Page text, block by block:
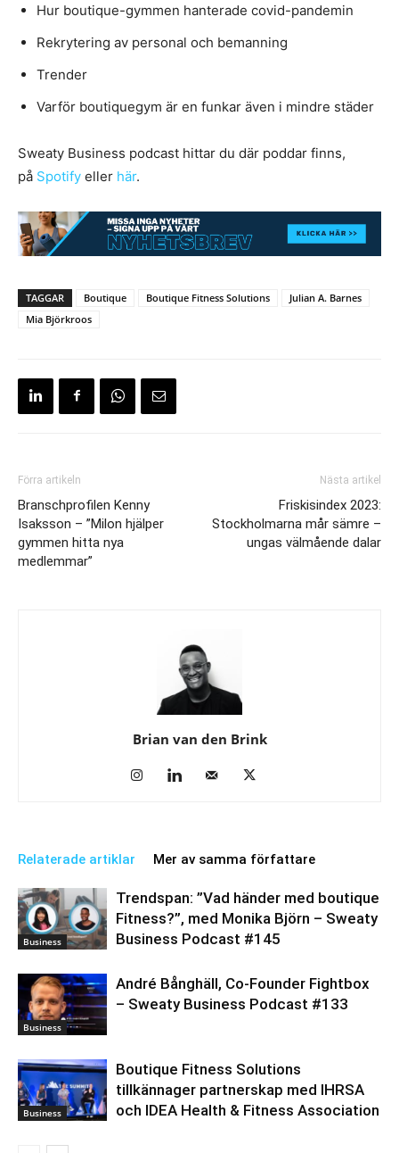
Hur boutique-gymmen hanterade covid-pandemin
Rekrytering av personal och bemanning
Trender
Varför boutiquegym är en funkar även i mindre städer
Sweaty Business podcast hittar du där poddar finns,
på Spotify eller här.
TAGGAR Boutique Boutique Fitness Solutions
Julian A. Barnes
Mia Björkroos
Förra artikeln
Branschprofilen Kenny
Isaksson – ”Milon hjälper
gymmen hitta nya
medlemmar”
Nästa artikel
Friskisindex 2023:
Stockholmarna mår sämre –
ungas välmående dalar
Brian van den Brink
Relaterade artiklar Mer av samma författare
Business
Trendspan: ”Vad händer med boutique
Fitness?”, med Monika Björn – Sweaty
Business Podcast #145
Business
André Bånghäll, Co-Founder Fightbox
– Sweaty Business Podcast #133
Business
Boutique Fitness Solutions
tillkännager partnerskap med IHRSA
och IDEA Health & Fitness Association